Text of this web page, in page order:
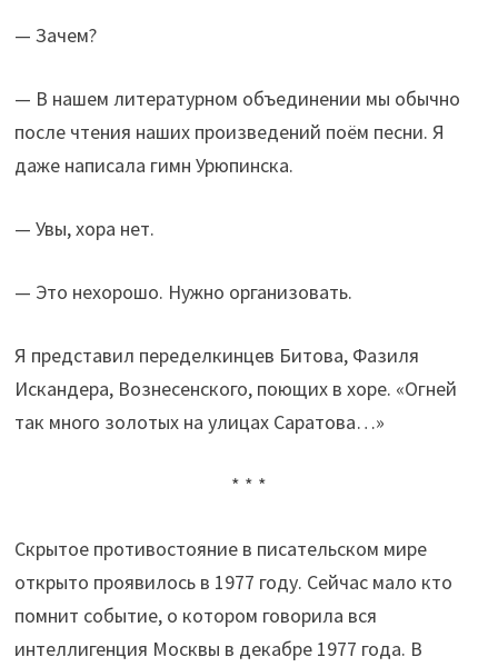
— Зачем?
— В нашем литературном объединении мы обычно
после чтения наших произведений поём песни. Я
даже написала гимн Урюпинска.
— Увы, хора нет.
— Это нехорошо. Нужно организовать.
Я представил переделкинцев Битова, Фазиля
Искандера, Вознесенского, поющих в хоре. «Огней
так много золотых на улицах Саратова…»
* * *
Скрытое противостояние в писательском мире
открыто проявилось в 1977 году. Сейчас мало кто
помнит событие, о котором говорила вся
интеллигенция Москвы в декабре 1977 года. В